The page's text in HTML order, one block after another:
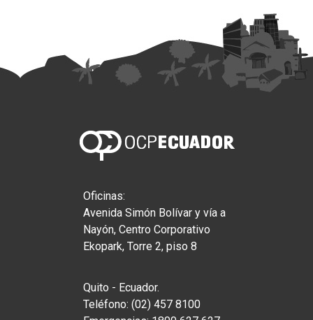
Oficinas:
Avenida Simón Bolívar y vía a
Nayón, Centro Corporativo
Ekopark, Torre 2, piso 8
Quito - Ecuador.
Teléfono: (02) 457 8100